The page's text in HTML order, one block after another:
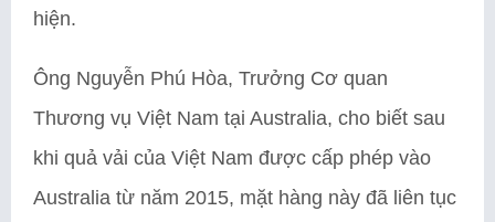
hiện.
Ông Nguyễn Phú Hòa, Trưởng Cơ quan
Thương vụ Việt Nam tại Australia, cho biết sau
khi quả vải của Việt Nam được cấp phép vào
Australia từ năm 2015, mặt hàng này đã liên tục